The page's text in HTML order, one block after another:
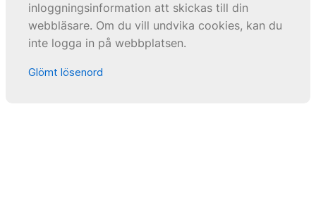
inloggningsinformation att skickas till din
webbläsare. Om du vill undvika cookies, kan du
inte logga in på webbplatsen.
Glömt lösenord